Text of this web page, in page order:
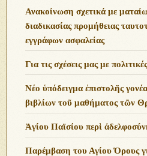
Ανακοίνωση σχετικά με
διαδικασίας προμήθειας
εγγράφων ασφαλείας
Για τις σχέσεις μας με
Νέο ὑπόδειγμα ἐπιστολῆς
βιβλίων τοῦ μαθήματος τῶν
Ἁγίου Παϊσίου περὶ
Παρέμβαση του Αγίου Όρους